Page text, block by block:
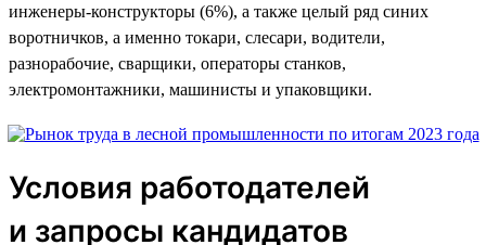
инженеры-конструкторы (6%), а также целый ряд синих
воротничков, а именно токари, слесари, водители,
разнорабочие, сварщики, операторы станков,
электромонтажники, машинисты и упаковщики.
Условия работодателей
и запросы кандидатов